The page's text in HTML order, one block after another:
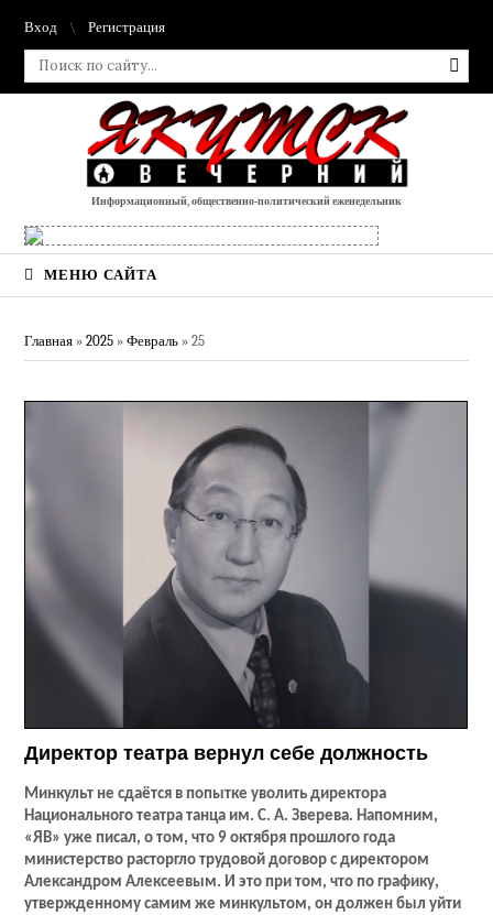
Вход Регистрация
Информационный, общественно-политический еженедельник
МЕНЮ САЙТА
Главная »2025 » Февраль » 25
Директор театра вернул себе должность
Минкульт не сдаётся в попытке уволить директора
Национального театра танца им. С. А. Зверева. Напомним,
«ЯВ» уже писал, о том, что 9 октября прошлого года
министерство расторгло трудовой договор с директором
Александром Алексеевым. И это при том, что по графику,
утвержденному самим же минкультом, он должен был уйти